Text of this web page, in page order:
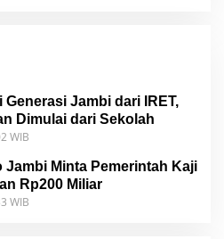
Jambi dari IRET,
Dimulai dari Sekolah
WIB
Jambi Minta Pemerintah Kaji
Rp200 Miliar
WIB